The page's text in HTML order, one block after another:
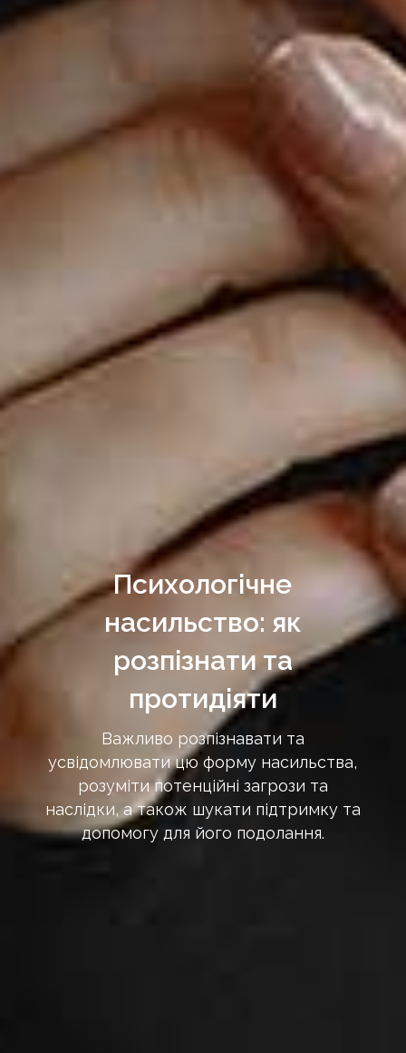
Психологічне
насильство: як
розпізнати та
протидіяти
Важливо розпізнавати та
усвідомлювати цю форму насильства,
розуміти потенційні загрози та
наслідки, а також шукати підтримку та
допомогу для його подолання.